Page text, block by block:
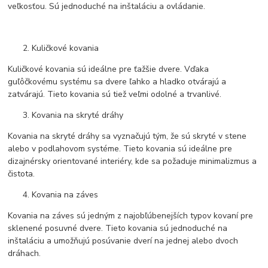
veľkosťou. Sú jednoduché na inštaláciu a ovládanie.
Kuličkové kovania
Kuličkové kovania sú ideálne pre ťažšie dvere. Vďaka
guľôčkovému systému sa dvere ľahko a hladko otvárajú a
zatvárajú. Tieto kovania sú tiež veľmi odolné a trvanlivé.
Kovania na skryté dráhy
Kovania na skryté dráhy sa vyznačujú tým, že sú skryté v stene
alebo v podlahovom systéme. Tieto kovania sú ideálne pre
dizajnérsky orientované interiéry, kde sa požaduje minimalizmus a
čistota.
Kovania na záves
Kovania na záves sú jedným z najobľúbenejších typov kovaní pre
sklenené posuvné dvere. Tieto kovania sú jednoduché na
inštaláciu a umožňujú posúvanie dverí na jednej alebo dvoch
dráhach.